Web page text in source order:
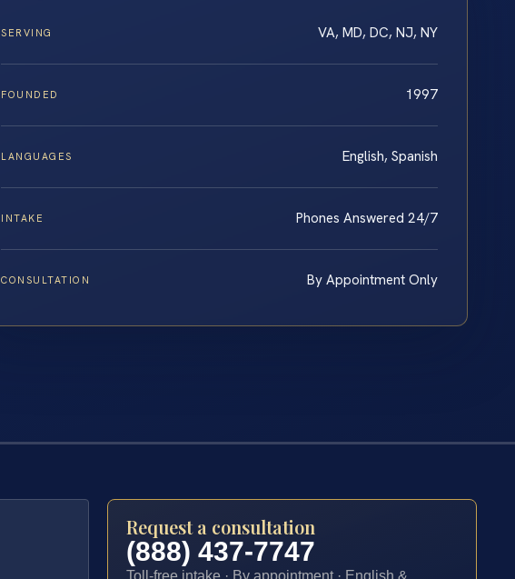
SERVING VA, MD, DC, NJ, NY
FOUNDED 1997
LANGUAGES English, Spanish
INTAKE Phones Answered 24/7
CONSULTATION By Appointment Only
Request a consultation
(888) 437-7747
Toll-free intake · By appointment · English &